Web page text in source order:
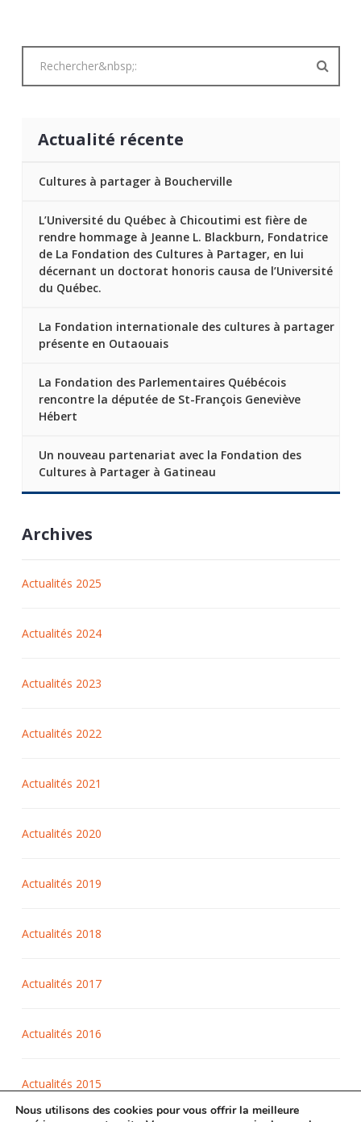
Actualité récente
Cultures à partager à Boucherville
L’Université du Québec à Chicoutimi est fière de
rendre hommage à Jeanne L. Blackburn, Fondatrice
de La Fondation des Cultures à Partager, en lui
décernant un doctorat honoris causa de l’Université
du Québec.
La Fondation internationale des cultures à partager
présente en Outaouais
La Fondation des Parlementaires Québécois
rencontre la députée de St-François Geneviève
Hébert
Un nouveau partenariat avec la Fondation des
Cultures à Partager à Gatineau
Archives
Actualités 2025
Actualités 2024
Actualités 2023
Actualités 2022
Actualités 2021
Actualités 2020
Actualités 2019
Actualités 2018
Actualités 2017
Actualités 2016
Actualités 2015
Nous utilisons des cookies pour vous offrir la meilleure